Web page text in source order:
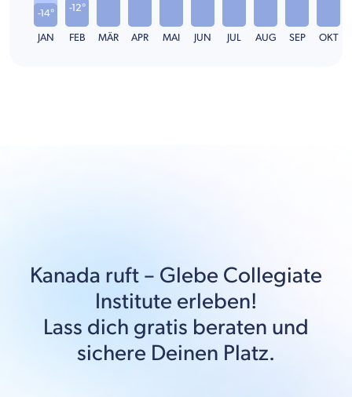
-14°
JAN
-12°
FEB MÄR APR MAI JUN JUL AUG SEP OKT
Kanada ruft – Glebe Collegiate
Institute erleben!
Lass dich gratis beraten und
sichere Deinen Platz.